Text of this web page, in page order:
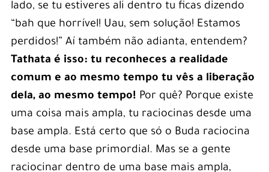
lado, se tu estiveres ali dentro tu ficas dizendo
“bah que horrível! Uau, sem solução! Estamos
perdidos!” Aí também não adianta, entendem?
Tathata é isso: tu reconheces a realidade
comum e ao mesmo tempo tu vês a liberação
dela, ao mesmo tempo! Por quê? Porque existe
uma coisa mais ampla, tu raciocinas desde uma
base ampla. Está certo que só o Buda raciocina
desde uma base primordial. Mas se a gente
raciocinar dentro de uma base mais ampla,